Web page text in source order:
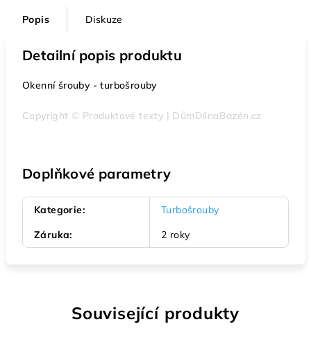
Popis Diskuze
Detailní popis produktu
Okenní šrouby - turbošrouby
Copyright © Produktové texty | DůmDílnaBazén.cz
Doplňkové parametry
Kategorie:
Turbošrouby
Záruka: 2 roky
Související produkty